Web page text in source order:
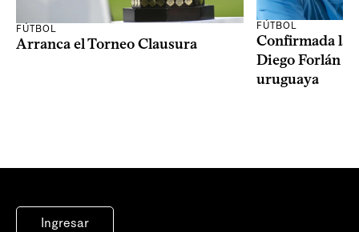
FÚTBOL
Arranca el Torneo Clausura
FÚTBOL
Confirmada la
Diego Forlán
uruguaya
Ingresar